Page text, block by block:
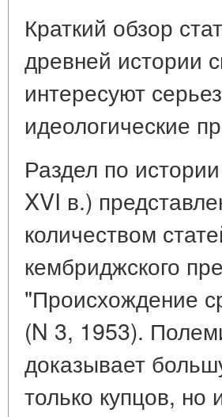
Краткий обзор
древней истории
интересуют
идеологические
Раздел по
XVI в.)
количеством
кембриджского
"Происхождение
(N 3, 1953).
доказывает
только купцов, но